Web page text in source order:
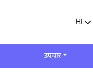
HI
उपचार